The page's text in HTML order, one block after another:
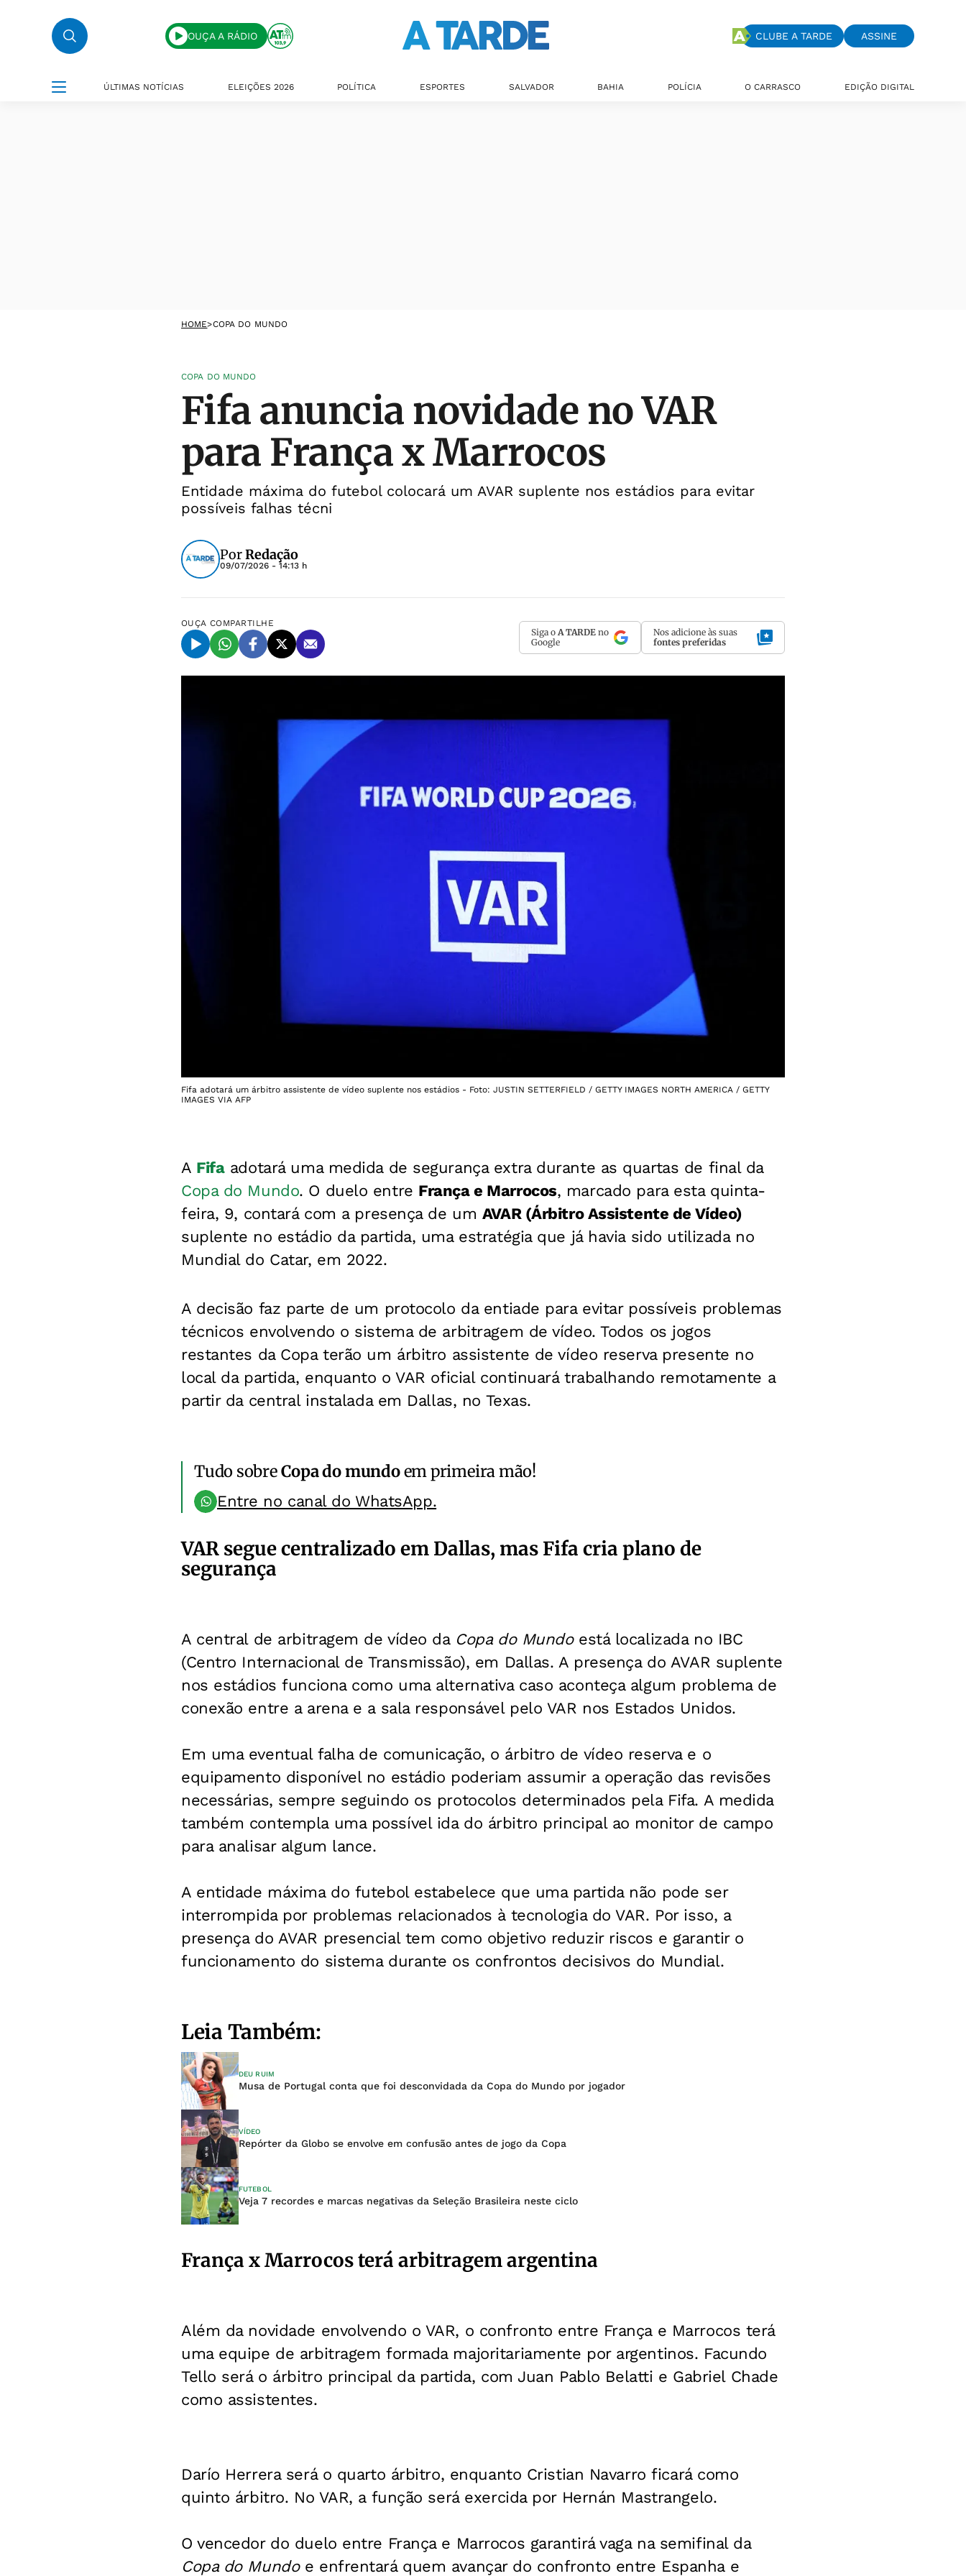
OUÇA A RÁDIO CLUBE A TARDE ASSINE
ÚLTIMAS NOTÍCIAS ELEIÇÕES 2026 POLÍTICA ESPORTES SALVADOR BAHIA POLÍCIA O CARRASCO EDIÇÃO DIGITAL
HOME>COPA DO MUNDO
COPA DO MUNDO
Fifa anuncia novidade no VAR
para França x Marrocos
Entidade máxima do futebol colocará um AVAR suplente nos estádios para evitar
possíveis falhas técni
PorRedação
09/07/2026 - 14:13 h
OUÇA COMPARTILHE
Siga o A TARDE no
Google
Nos adicione às suas
fontes preferidas
Fifa adotará um árbitro assistente de vídeo suplente nos estádios - Foto: JUSTIN SETTERFIELD / GETTY IMAGES NORTH AMERICA / GETTY
IMAGES VIA AFP
A Fifaadotará uma medida de segurança extra durante as quartas de final da
Copa do Mundo. O duelo entre França e Marrocos, marcado para esta quinta-
feira, 9, contará com a presença de um AVAR (Árbitro Assistente de Vídeo)
suplente no estádio da partida, uma estratégia que já havia sido utilizada no
Mundial do Catar, em 2022.
A decisão faz parte de um protocolo da entiade para evitar possíveis problemas
técnicos envolvendo o sistema de arbitragem de vídeo. Todos os jogos
restantes da Copa terão um árbitro assistente de vídeo reserva presente no
local da partida, enquanto o VAR oficial continuará trabalhando remotamente a
partir da central instalada em Dallas, no Texas.
Tudo sobreCopa do mundoem primeira mão!
Entre no canal do WhatsApp.
VAR segue centralizado em Dallas, mas Fifa cria plano de
segurança
A central de arbitragem de vídeo da Copa do Mundoestá localizada no IBC
(Centro Internacional de Transmissão), em Dallas. A presença do AVAR suplente
nos estádios funciona como uma alternativa caso aconteça algum problema de
conexão entre a arena e a sala responsável pelo VAR nos Estados Unidos.
Em uma eventual falha de comunicação, o árbitro de vídeo reserva e o
equipamento disponível no estádio poderiam assumir a operação das revisões
necessárias, sempre seguindo os protocolos determinados pela Fifa. A medida
também contempla uma possível ida do árbitro principal ao monitor de campo
para analisar algum lance.
A entidade máxima do futebol estabelece que uma partida não pode ser
interrompida por problemas relacionados à tecnologia do VAR. Por isso, a
presença do AVAR presencial tem como objetivo reduzir riscos e garantir o
funcionamento do sistema durante os confrontos decisivos do Mundial.
Leia Também:
DEU RUIM
Musa de Portugal conta que foi desconvidada da Copa do Mundo por jogador
VÍDEO
Repórter da Globo se envolve em confusão antes de jogo da Copa
FUTEBOL
Veja 7 recordes e marcas negativas da Seleção Brasileira neste ciclo
França x Marrocos terá arbitragem argentina
Além da novidade envolvendo o VAR, o confronto entre França e Marrocos terá
uma equipe de arbitragem formada majoritariamente por argentinos. Facundo
Tello será o árbitro principal da partida, com Juan Pablo Belatti e Gabriel Chade
como assistentes.
Darío Herrera será o quarto árbitro, enquanto Cristian Navarro ficará como
quinto árbitro. No VAR, a função será exercida por Hernán Mastrangelo.
O vencedor do duelo entre França e Marrocos garantirá vaga na semifinal da
Copa do Mundoe enfrentará quem avançar do confronto entre Espanha e